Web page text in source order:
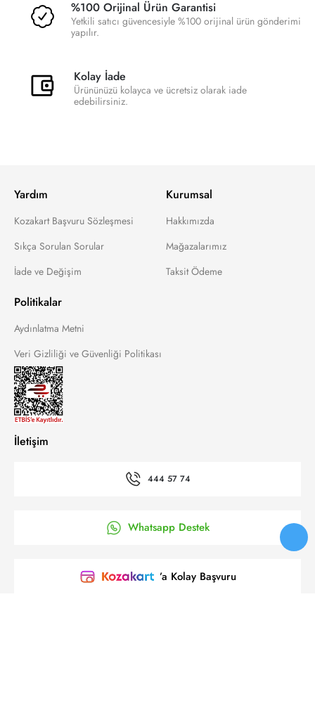
%100 Orijinal Ürün Garantisi
Yetkili satıcı güvencesiyle %100 orijinal ürün gönderimi
yapılır.
Kolay İade
Ürününüzü kolayca ve ücretsiz olarak iade
edebilirsiniz.
Yardım
Kozakart Başvuru Sözleşmesi
Sıkça Sorulan Sorular
İade ve Değişim
Kurumsal
Hakkımızda
Mağazalarımız
Taksit Ödeme
Politikalar
Aydınlatma Metni
Veri Gizliliği ve Güvenliği Politikası
İletişim
444 57 74
Whatsapp Destek
’a Kolay Başvuru